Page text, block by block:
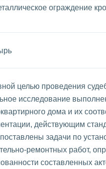
ограждение
целью проведения
исследование
дома и их
действующим
задачи по
ремонтных работ,
составленных